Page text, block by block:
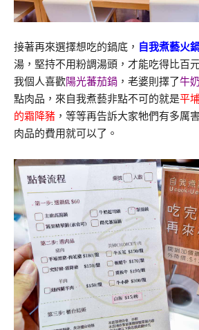
接著再來選擇想吃的鍋底， 自我煮藝火
湯，堅持不用粉調湯頭，才能吃得比百
我個人喜歡陽光蕃茄鍋 ，老婆則擇了牛
點肉品，來自我煮藝非點不可的就是平
的霜降豬 ，等等再告訴大家牠們有多厲
肉品的費用就可以了。